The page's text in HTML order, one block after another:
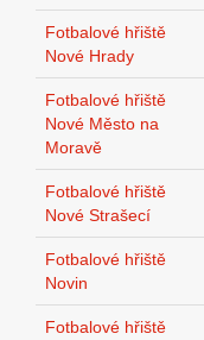
Fotbalové hřiště
Nové Hrady
Fotbalové hřiště
Nové Město na
Moravě
Fotbalové hřiště
Nové Strašecí
Fotbalové hřiště
Novin
Fotbalové hřiště